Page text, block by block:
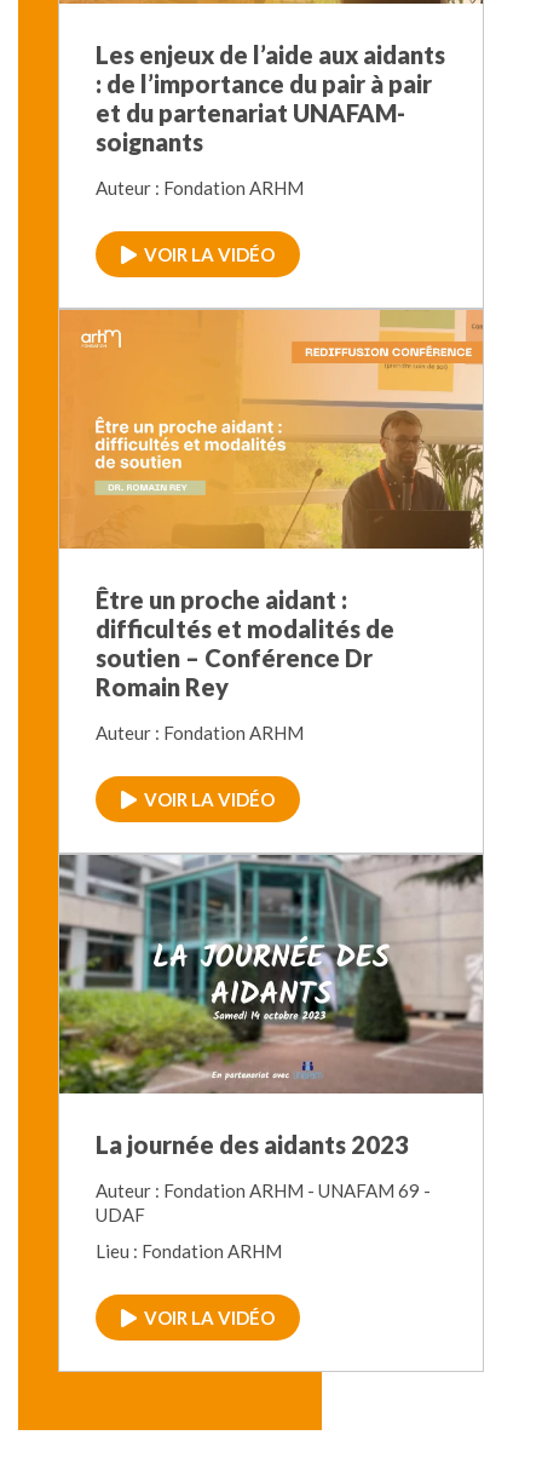
Les enjeux de l’aide aux aidants
: de l’importance du pair à pair
et du partenariat UNAFAM-
soignants
Auteur : Fondation ARHM
VOIR LA VIDÉO
Être un proche aidant :
difficultés et modalités de
soutien – Conférence Dr
Romain Rey
Auteur : Fondation ARHM
VOIR LA VIDÉO
La journée des aidants 2023
Auteur : Fondation ARHM - UNAFAM 69 -
UDAF
Lieu : Fondation ARHM
VOIR LA VIDÉO